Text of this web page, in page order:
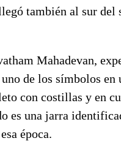
también al sur del
Mahadevan,
de los símbolos en
con costillas y en
es una jarra
época.